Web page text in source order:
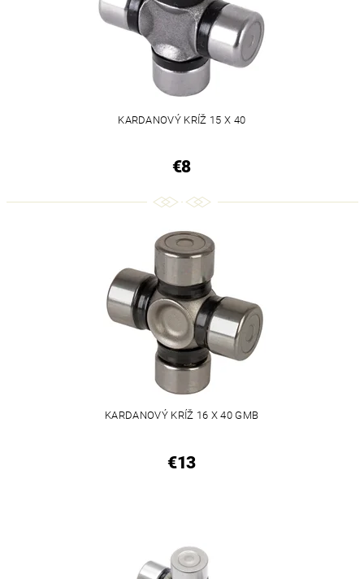
KARDANOVÝ KRÍŽ 15 X 40
€8
KARDANOVÝ KRÍŽ 16 X 40 GMB
€13